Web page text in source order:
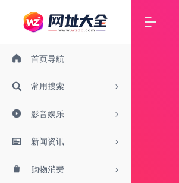
首页导航
常用搜索
影音娱乐
新闻资讯
购物消费